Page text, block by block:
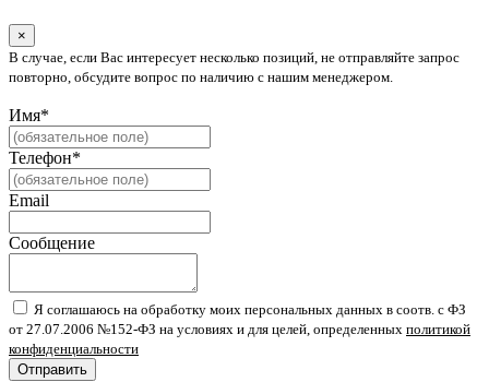
×
В случае, если Вас интересует несколько позиций, не отправляйте запрос
повторно, обсудите вопрос по наличию с нашим менеджером.
Имя*
Телефон*
Email
Сообщение
Я соглашаюсь на обработку моих персональных данных в соотв. с ФЗ
от 27.07.2006 №152-ФЗ на условиях и для целей, определенных политикой
конфиденциальности
Отправить